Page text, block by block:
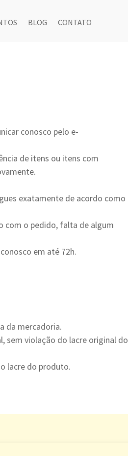
BLOG CONTATO
conosco pelo e-
de itens ou itens com
exatamente de acordo como
com o pedido, falta de algum
em até 72h.
da mercadoria.
sem violação do lacre original do
lacre do produto.